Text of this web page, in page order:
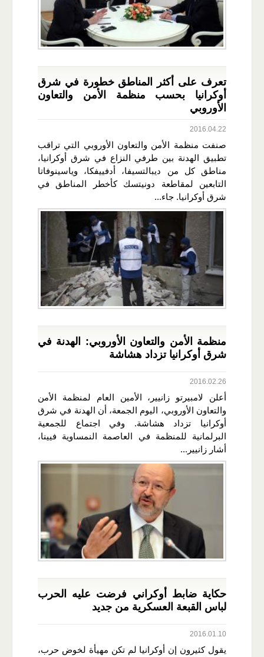
تعرف على أكثر المناطق خطورة في شرق
أوكرانيا بحسب منظمة الأمن والتعاون
الأوروبي
2016.04.22
صنفت منظمة الأمن والتعاون الأوروبي التي تراقب
تطبيق الهدنة بين طرفي النزاع في شرق أوكرانيا،
مناطق كل من ديبالتسيفا، أدفييفكا، وياسينوفاتا
التابعين لمقاطعة دونيتسك كأخطر المناطق في
شرق أوكرانيا. جاء...
منظمة الأمن والتعاون الأوروبي: الهدنة في
شرق أوكرانيا تزداد هشاشة
2016.02.26
أعلن لامبيرتو زانيير، الأمين العام لمنظمة الأمن
والتعاون الأوروبي، اليوم الجمعة، أن الهدنة في شرق
أوكرانيا تزداد هشاشة. وفي اجتماع للجمعية
البرلمانية للمنظمة في العاصمة النمساوية فيينا،
أشار زانيير...
حكاية ضابط أوكراني فرضت عليه الحرب
لباس القبعة العسكرية من جديد
2016.01.10
يقول كثيرون إن أوكرانيا لم تكن مهيأة لخوض حرب،